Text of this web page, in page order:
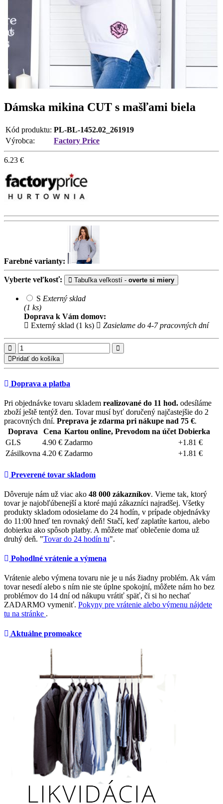
Dámska mikina CUT s mašľami biela
Kód produktu: PL-BL-1452.02_261919
Výrobca:
Factory Price
6.23 €
Farebné varianty:
Vyberte veľkosť: Tabuľka veľkostí - overte si miery
S Externý sklad
(1 ks)
Doprava k Vám domov:
Externý sklad (1 ks)
Zasielame do 4-7 pracovných dní
Pridať do košíka
Doprava a platba
Pri objednávke tovaru skladem realizované do 11 hod. odesíláme
zboží ještě tentýž den. Tovar musí byť doručený najčastejšie do 2
pracovných dní. Preprava je zdarma pri nákupe nad 75 €.
Doprava
Cena Kartou online, Prevodom na účet Dobierka
GLS
4.90 € Zadarmo
+1.81 €
Zásilkovna 4.20 € Zadarmo +1.81 €
Preverené tovar skladom
Dôveruje nám už viac ako 48 000 zákazníkov. Vieme tak, ktorý
tovar je najobľúbenejší a ktoré majú zákazníci najradšej. Všetky
produkty skladom odosielame do 24 hodín, v prípade objednávky
do 11:00 hneď ten rovnaký deň! Stačí, keď zaplatíte kartou, alebo
dobierku ako spôsob platby. A môžete mať oblečenie doma už
druhý deň. "Tovar do 24 hodín tu".
Pohodlné vrátenie a výmena
Vrátenie alebo výmena tovaru nie je u nás žiadny problém. Ak vám
tovar nesedí alebo s ním nie ste úplne spokojní, môžete nám ho bez
problémov do 14 dní od nákupu vrátiť späť, či si ho nechať
ZADARMO vymeniť. Pokyny pre vrátenie alebo výmenu nájdete
tu na stránke .
Aktuálne promoakce